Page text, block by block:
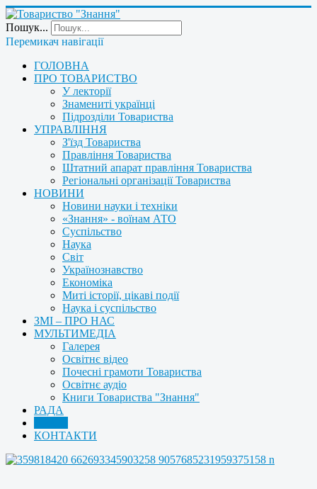
Пошук...
Перемикач навігації
ГОЛОВНА
ПРО ТОВАРИСТВО
У лекторії
Знамениті українці
Підрозділи Товариства
УПРАВЛІННЯ
З'їзд Товариства
Правління Товариства
Штатний апарат правління Товариства
Регіональні організації Товариства
НОВИНИ
Новини науки і техніки
«Знання» - воїнам АТО
Суспільство
Наука
Світ
Українознавство
Економіка
Миті історії, цікаві події
Наука і суспільство
ЗМІ – ПРО НАС
МУЛЬТИМЕДІА
Галерея
Освітнє відео
Почесні грамоти Товариства
Освітнє аудіо
Книги Товариства "Знання"
РАДА
КОНТАКТИ